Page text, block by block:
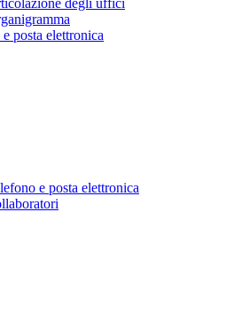
degli uffici
posta elettronica
e posta elettronica